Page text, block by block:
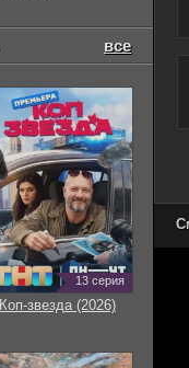
все
13 серия
Коп-звезда (2026)